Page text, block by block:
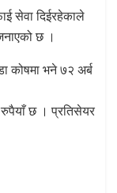
सेवा दिईरहेकाले
छ ।
कोषमा भने ७२ अर्ब
छ । प्रतिसेयर